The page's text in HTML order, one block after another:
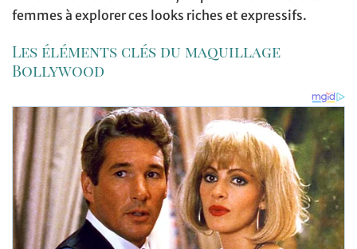
femmes à explorer ces looks riches et expressifs.
Les éléments clés du maquillage
Bollywood